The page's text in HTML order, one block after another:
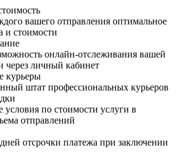
вашего отправления оптимальное
и стоимости
онлайн-отслеживания вашей
через личный кабинет
курьеры
штат профессиональных курьеров
условия по стоимости услуги в
отправлений
отсрочки платежа при заключении